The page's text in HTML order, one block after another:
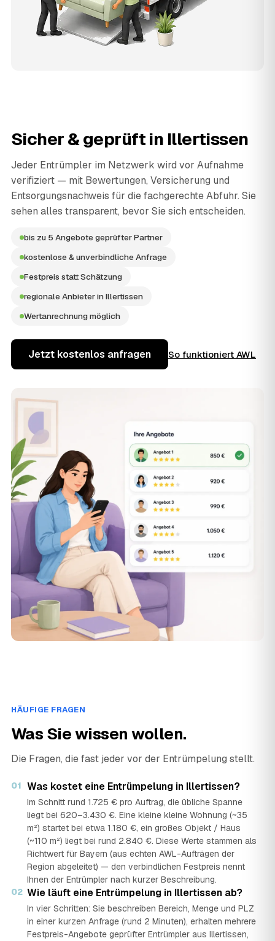
Sicher & geprüft in Illertissen
Jeder Entrümpler im Netzwerk wird vor Aufnahme
verifiziert — mit Bewertungen, Versicherung und
Entsorgungsnachweis für die fachgerechte Abfuhr. Sie
sehen alles transparent, bevor Sie sich entscheiden.
bis zu 5 Angebote geprüfter Partner
kostenlose & unverbindliche Anfrage
Festpreis statt Schätzung
regionale Anbieter in Illertissen
Wertanrechnung möglich
Jetzt kostenlos anfragen So funktioniert AWL
HÄUFIGE FRAGEN
Was Sie wissen wollen.
Die Fragen, die fast jeder vor der Entrümpelung stellt.
01 Was kostet eine Entrümpelung in Illertissen?
Im Schnitt rund 1.725 € pro Auftrag, die übliche Spanne
liegt bei 620–3.430 €. Eine kleine kleine Wohnung (~35
m²) startet bei etwa 1.180 €, ein großes Objekt / Haus
(~110 m²) liegt bei rund 2.840 €. Diese Werte stammen als
Richtwert für Bayern (aus echten AWL-Aufträgen der
Region abgeleitet) — den verbindlichen Festpreis nennt
Ihnen der Entrümpler nach kurzer Beschreibung.
02 Wie läuft eine Entrümpelung in Illertissen ab?
In vier Schritten: Sie beschreiben Bereich, Menge und PLZ
in einer kurzen Anfrage (rund 2 Minuten), erhalten mehrere
Festpreis-Angebote geprüfter Entrümpler aus Illertissen,